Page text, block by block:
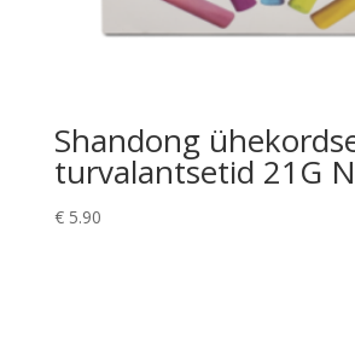
Shandong
turvalantsetid 21G
€5.90